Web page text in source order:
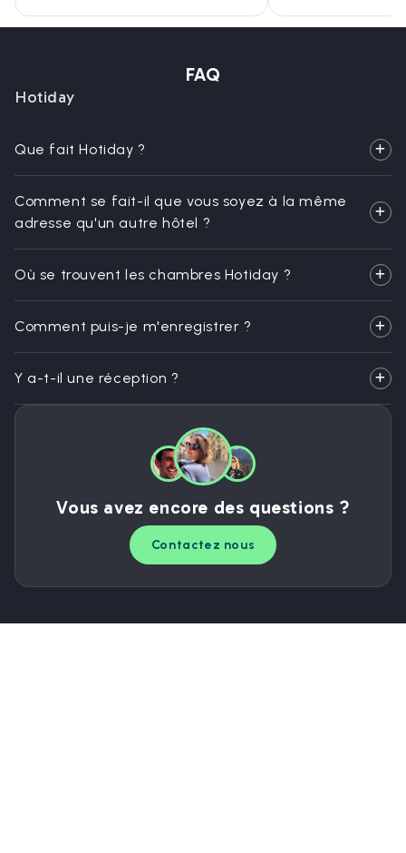
FAQ
Hotiday
Que fait Hotiday ?
Comment se fait-il que vous soyez à la même
adresse qu'un autre hôtel ?
Où se trouvent les chambres Hotiday ?
Comment puis-je m'enregistrer ?
Y a-t-il une réception ?
Vous avez encore des questions ?
Contactez nous